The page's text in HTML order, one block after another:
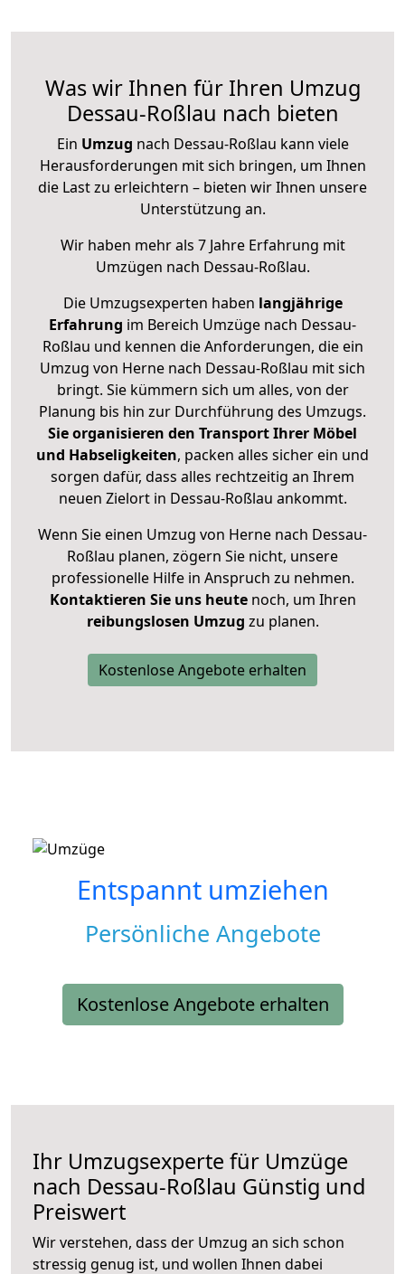
Was wir Ihnen für Ihren Umzug
Dessau-Roßlau nach bieten
Ein Umzug nach Dessau-Roßlau kann viele
Herausforderungen mit sich bringen, um Ihnen
die Last zu erleichtern – bieten wir Ihnen unsere
Unterstützung an.
Wir haben mehr als 7 Jahre Erfahrung mit
Umzügen nach Dessau-Roßlau.
Die Umzugsexperten haben langjährige
Erfahrung im Bereich Umzüge nach Dessau-
Roßlau und kennen die Anforderungen, die ein
Umzug von Herne nach Dessau-Roßlau mit sich
bringt. Sie kümmern sich um alles, von der
Planung bis hin zur Durchführung des Umzugs.
Sie organisieren den Transport Ihrer Möbel
und Habseligkeiten, packen alles sicher ein und
sorgen dafür, dass alles rechtzeitig an Ihrem
neuen Zielort in Dessau-Roßlau ankommt.
Wenn Sie einen Umzug von Herne nach Dessau-
Roßlau planen, zögern Sie nicht, unsere
professionelle Hilfe in Anspruch zu nehmen.
Kontaktieren Sie uns heutenoch, um Ihren
reibungslosen Umzug zu planen.
Kostenlose Angebote erhalten
Entspannt umziehen
Persönliche Angebote
Kostenlose Angebote erhalten
Ihr Umzugsexperte für Umzüge
nach Dessau-Roßlau Günstig und
Preiswert
Wir verstehen, dass der Umzug an sich schon
stressig genug ist, und wollen Ihnen dabei